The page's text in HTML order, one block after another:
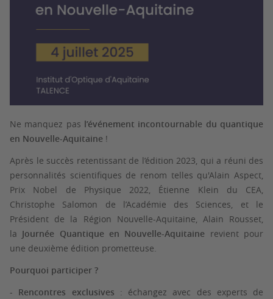
Ne manquez pas l’événement incontournable du quantique
en Nouvelle-Aquitaine !
Après le succès retentissant de l’édition 2023, qui a réuni des
personnalités scientifiques de renom telles qu'Alain Aspect,
Prix Nobel de Physique 2022, Étienne Klein du CEA,
Christophe Salomon de l’Académie des Sciences, et le
Président de la Région Nouvelle-Aquitaine, Alain Rousset,
la Journée Quantique en Nouvelle-Aquitaine revient pour
une deuxième édition prometteuse.
Pourquoi participer ?
- Rencontres exclusives : échangez avec des experts de